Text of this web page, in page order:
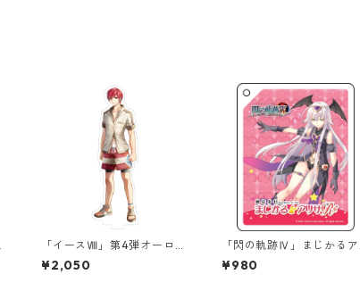
「イースⅧ」第4弾オーロラ
アクリルスタンド
¥2,050
「閃の軌跡Ⅳ」まじかるア
リサR第2弾 極厚アクリルキ
ーチェーン
¥980